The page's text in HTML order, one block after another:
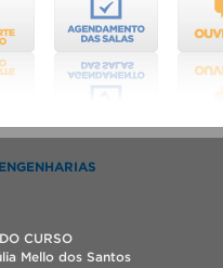
CURSO
Mello dos Santos